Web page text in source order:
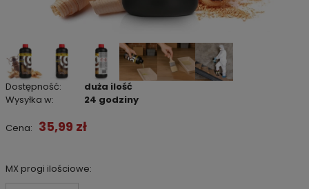
Dostępność:
duża ilość
Wysyłka w:
24 godziny
Cena: 35,99 zł
MX progi ilościowe: